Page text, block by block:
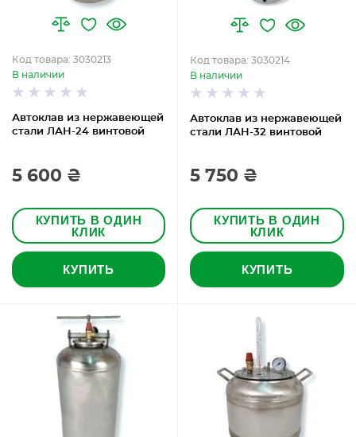
Автоклав из нержавеющей
стали ЛАН-24 винтовой
Код товара: 3030213
В наличии
5 600 ₴
КУПИТЬ В ОДИН
КЛИК
КУПИТЬ
Автоклав из нержавеющей
стали ЛАН-32 винтовой
Код товара: 3030214
В наличии
5 750 ₴
КУПИТЬ В ОДИН
КЛИК
КУПИТЬ